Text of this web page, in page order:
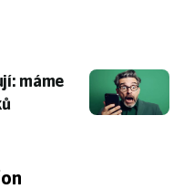
máme ukázku
máme